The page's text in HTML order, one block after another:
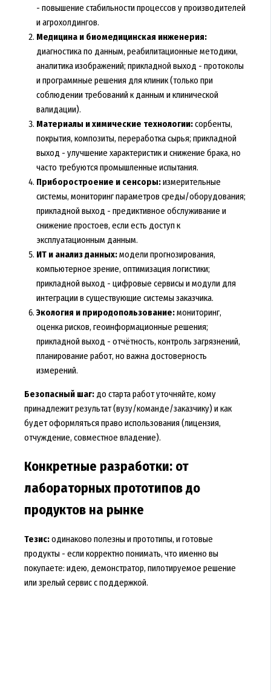
- повышение стабильности процессов у производителей
и агрохолдингов.
Медицина и биомедицинская инженерия:
диагностика по данным, реабилитационные методики,
аналитика изображений; прикладной выход - протоколы
и программные решения для клиник (только при
соблюдении требований к данным и клинической
валидации).
Материалы и химические технологии:сорбенты,
покрытия, композиты, переработка сырья; прикладной
выход - улучшение характеристик и снижение брака, но
часто требуются промышленные испытания.
Приборостроение и сенсоры:измерительные
системы, мониторинг параметров среды/оборудования;
прикладной выход - предиктивное обслуживание и
снижение простоев, если есть доступ к
эксплуатационным данным.
ИТ и анализ данных:модели прогнозирования,
компьютерное зрение, оптимизация логистики;
прикладной выход - цифровые сервисы и модули для
интеграции в существующие системы заказчика.
Экология и природопользование:мониторинг,
оценка рисков, геоинформационные решения;
прикладной выход - отчётность, контроль загрязнений,
планирование работ, но важна достоверность
измерений.
Безопасный шаг:до старта работ уточняйте, кому
принадлежит результат (вузу/команде/заказчику) и как
будет оформляться право использования (лицензия,
отчуждение, совместное владение).
Конкретные разработки: от
лабораторных прототипов до
продуктов на рынке
Тезис:одинаково полезны и прототипы, и готовые
продукты - если корректно понимать, что именно вы
покупаете: идею, демонстратор, пилотируемое решение
или зрелый сервис с поддержкой.